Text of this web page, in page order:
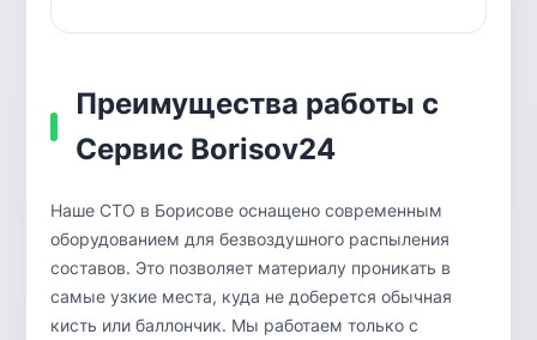
Преимущества работы с
Сервис Borisov24
Наше СТО в Борисове оснащено современным
оборудованием для безвоздушного распыления
составов. Это позволяет материалу проникать в
самые узкие места, куда не доберется обычная
кисть или баллончик. Мы работаем только с